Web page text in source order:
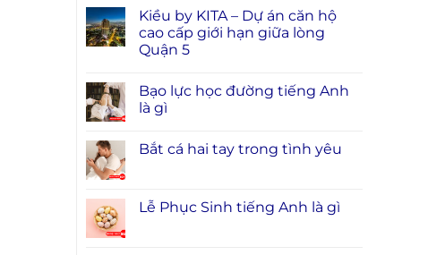
Kiều by KITA – Dự án căn hộ
cao cấp giới hạn giữa lòng
Quận 5
Bạo lực học đường tiếng Anh
là gì
Bắt cá hai tay trong tình yêu
Lễ Phục Sinh tiếng Anh là gì